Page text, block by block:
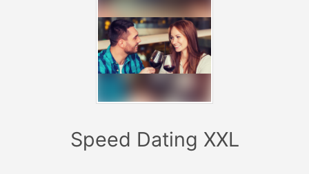
Online-Link, wo alle Teilnehmer aufgeführt sind und
eintragen kannst. Bei Übereinstimmung tauschen wir
(Email-Adresse) aus, sodass du mit deiner
treten kannst. Falls du es nicht schon direkt nach dem
gemacht hast ;-)
ist beim Event vor Ort, begrüßt die Teilnehmer und
für Düsseldorfs großes Speed Dating Event sind auf 15
Speed Dating XXL